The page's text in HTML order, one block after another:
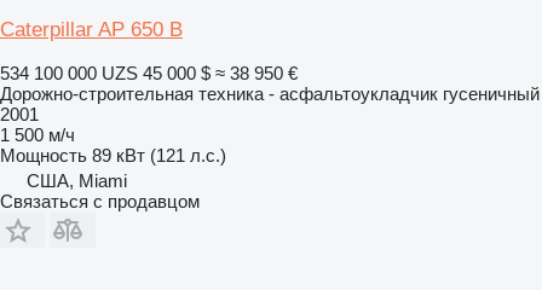
Caterpillar AP 650 B
534 100 000 UZS 45 000 $ ≈ 38 950 €
Дорожно-строительная техника - асфальтоукладчик гусеничный
2001
1 500 м/ч
Мощность 89 кВт (121 л.с.)
США, Miami
Связаться с продавцом